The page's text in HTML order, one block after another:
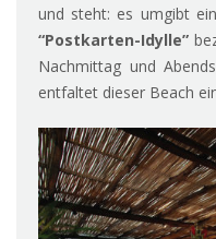
und steht: es umgibt
“Postkarten-Idylle”
Nachmittag und
entfaltet dieser Beach